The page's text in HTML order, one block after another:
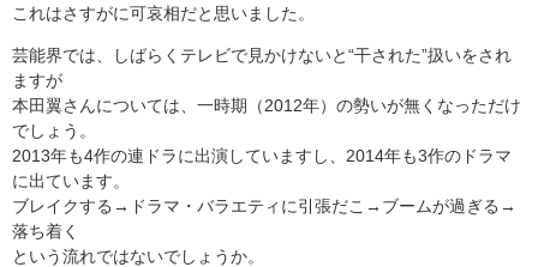
これはさすがに可哀相だと思いました。
芸能界では、しばらくテレビで見かけないと“干された”扱いをされ
ますが
本田翼さんについては、一時期（2012年）の勢いが無くなっただけ
でしょう。
2013年も4作の連ドラに出演していますし、2014年も3作のドラマ
に出ています。
ブレイクする→ドラマ・バラエティに引張だこ→ブームが過ぎる→
落ち着く
という流れではないでしょうか。